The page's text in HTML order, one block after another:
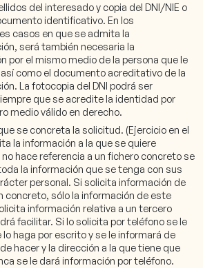
del interesado y copia del DNI/NIE o
identificativo. En los
casos en que se admita la
será también necesaria la
por el mismo medio de la persona que le
como el documento acreditativo de la
La fotocopia del DNI podrá ser
que se acredite la identidad por
medio válido en derecho.
se concreta la solicitud. (Ejercicio en el
la información a la que se quiere
hace referencia a un fichero concreto se
la información que se tenga con sus
personal. Si solicita información de
concreto, sólo la información de este
información relativa a un tercero
facilitar. Si lo solicita por teléfono se le
lo haga por escrito y se le informará de
hacer y la dirección a la que tiene que
se le dará información por teléfono.